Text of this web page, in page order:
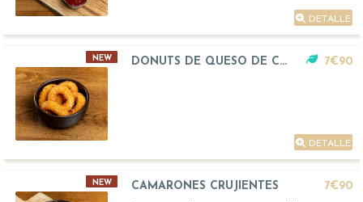
DETALLE
NEW DONUTS DE QUESO DE CABRA 7€90
DETALLE
NEW CAMARONES CRUJIENTES
7€90